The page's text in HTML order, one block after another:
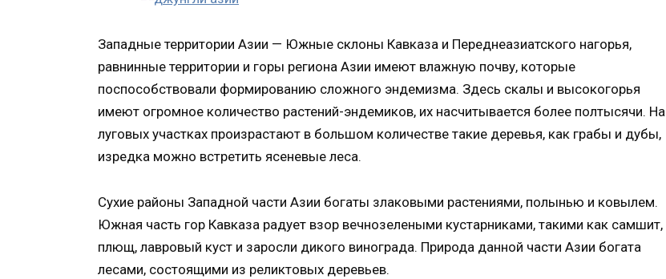
Западные территории Азии — Южные склоны Кавказа и Переднеазиатского нагорья,
равнинные территории и горы региона Азии имеют влажную почву, которые
поспособствовали формированию сложного эндемизма. Здесь скалы и высокогорья
имеют огромное количество растений-эндемиков, их насчитывается более полтысячи. На
луговых участках произрастают в большом количестве такие деревья, как грабы и дубы,
изредка можно встретить ясеневые леса.
Сухие районы Западной части Азии богаты злаковыми растениями, полынью и ковылем.
Южная часть гор Кавказа радует взор вечнозелеными кустарниками, такими как самшит,
плющ, лавровый куст и заросли дикого винограда. Природа данной части Азии богата
лесами, состоящими из реликтовых деревьев.